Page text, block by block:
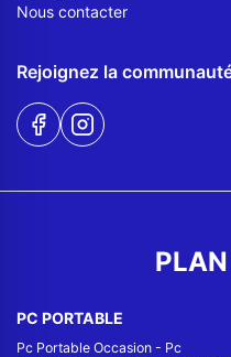
Nous contacter
Rejoignez la
PC PORTABLE
Pc Portable Occasion - Pc